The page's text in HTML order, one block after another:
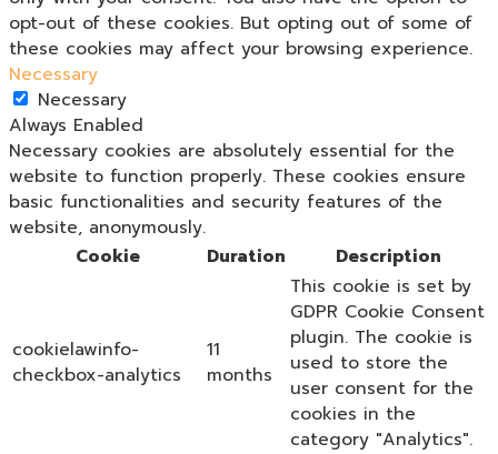
opt-out of these cookies. But opting out of some of
these cookies may affect your browsing experience.
Necessary
Necessary
Always Enabled
Necessary cookies are absolutely essential for the
website to function properly. These cookies ensure
basic functionalities and security features of the
website, anonymously.
Cookie
Duration Description
cookielawinfo-
checkbox-analytics
11
months
This cookie is set by
GDPR Cookie Consent
plugin. The cookie is
used to store the
user consent for the
cookies in the
category "Analytics".